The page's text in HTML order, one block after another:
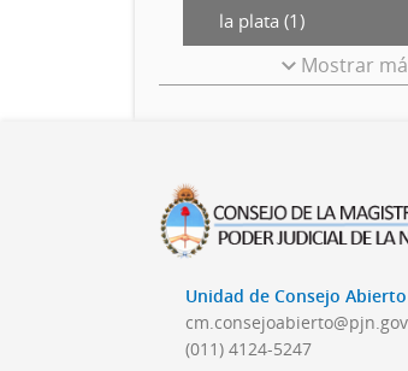
la plata (1)
Mostrar
Unidad de Consejo
(011) 4124-5247